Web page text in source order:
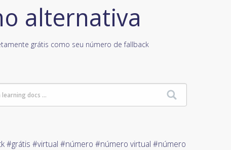
alternativa
grátis como seu número de fallback
#grátis #virtual #número #número virtual #número